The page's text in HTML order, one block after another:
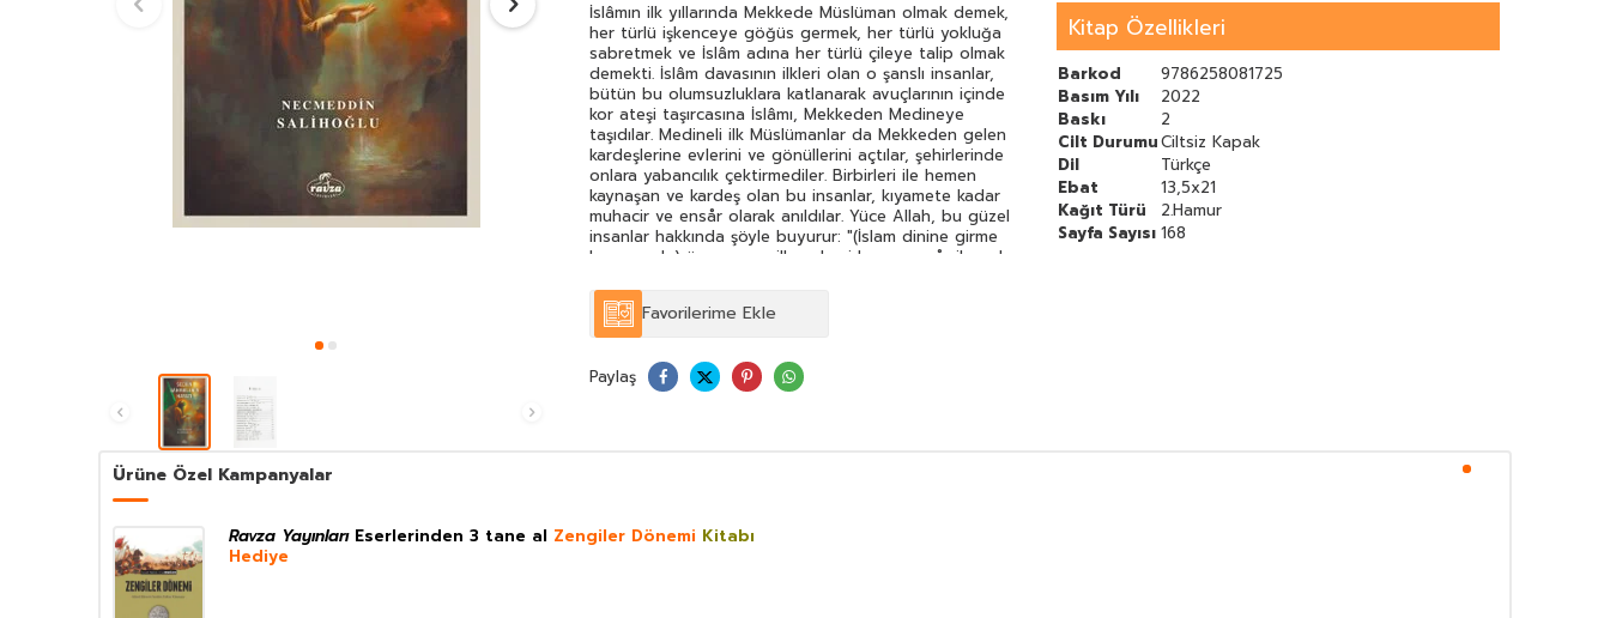
İslâmın ilk yıllarında Mekkede Müslüman olmak demek,
her türlü işkenceye göğüs germek, her türlü yokluğa
sabretmek ve İslâm adına her türlü çileye talip olmak
demekti. İslâm davasının ilkleri olan o şanslı insanlar,
bütün bu olumsuzluklara katlanarak avuçlarının içinde
kor ateşi taşırcasına İslâmı, Mekkeden Medineye
taşıdılar. Medineli ilk Müslümanlar da Mekkeden gelen
kardeşlerine evlerini ve gönüllerini açtılar, şehirlerinde
onlara yabancılık çektirmediler. Birbirleri ile hemen
kaynaşan ve kardeş olan bu insanlar, kıyamete kadar
muhacir ve ensår olarak anıldılar. Yüce Allah, bu güzel
insanlar hakkında şöyle buyurur: "(İslam dinine girme
hususunda) öne geçen ilk muhacirler ve ensår ile onlara
içinde ebedi kalacakları, zemininden ırmaklar akan
cennetler hazırlamıştır. İşte bu, büyük kurtuluştur. İşte bu
büyük kurtuluşa eren nesil, sahâbe neslidir. Yüce Allah,
bu nesilden razı olmuştur.
Kitap Özellikleri
Barkod
9786258081725
Basım Yılı
2022
Baskı
2
Cilt DurumuCiltsiz Kapak
Dil
Türkçe
Ebat
13,5x21
Kağıt Türü
2.Hamur
Sayfa Sayısı 168
Favorilerime Ekle
Paylaş
Ürüne Özel Kampanyalar
Ravza Yayınları Eserlerinden 3 tane al Zengiler Dönemi Kitabı
Hediye